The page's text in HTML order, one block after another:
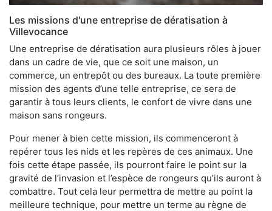
Les missions d'une entreprise de dératisation à
Villevocance
Une entreprise de dératisation aura plusieurs rôles à jouer
dans un cadre de vie, que ce soit une maison, un
commerce, un entrepôt ou des bureaux. La toute première
mission des agents d’une telle entreprise, ce sera de
garantir à tous leurs clients, le confort de vivre dans une
maison sans rongeurs.
Pour mener à bien cette mission, ils commenceront à
repérer tous les nids et les repères de ces animaux. Une
fois cette étape passée, ils pourront faire le point sur la
gravité de l’invasion et l’espèce de rongeurs qu’ils auront à
combattre. Tout cela leur permettra de mettre au point la
meilleure technique, pour mettre un terme au règne de